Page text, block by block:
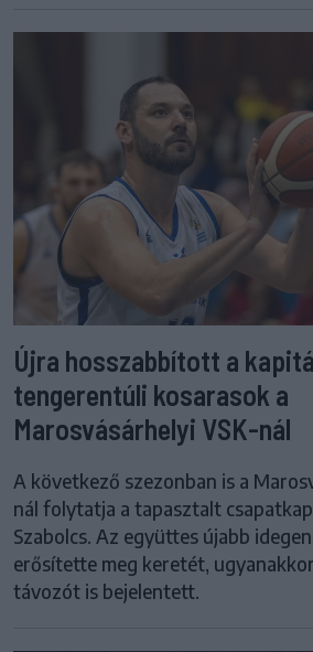
Újra hosszabbított a
tengerentúli kosarasok a
Marosvásárhelyi VSK-nál
A következő szezonban is a
nál folytatja a tapasztalt
Szabolcs. Az együttes újabb
erősítette meg keretét,
távozót is bejelentett.